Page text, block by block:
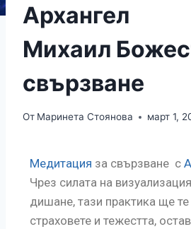
Архангел
Михаил
свързване
От Маринета Стоянова март 1,
Медитация за свързване с
Чрез силата на
дишане, тази практика ще
страховете и тежестта,